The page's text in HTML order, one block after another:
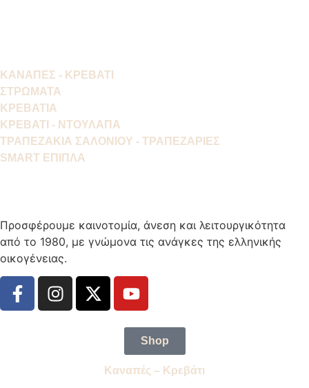
ΚΑΝΑΠΕΣ - ΚΡΕΒΑΤΙ
ΣΤΡΩΜΑΤΑ
ΚΡΕΒΑΤΙΑ
ΚΡΕΒΑΤΙ - ΝΤΟΥΛΑΠΑ
ΤΡΑΠΕΖΑΚΙΑ ΣΑΛΟΝΙΟΥ - ΤΡΑΠΕΖΑΡΙΕΣ
SMART ΕΠΙΠΛΑ
Προσφέρουμε καινοτομία, άνεση και λειτουργικότητα
από το 1980, με γνώμονα τις ανάγκες της ελληνικής
οικογένειας.
Shop
Καναπές – Κρεβάτι